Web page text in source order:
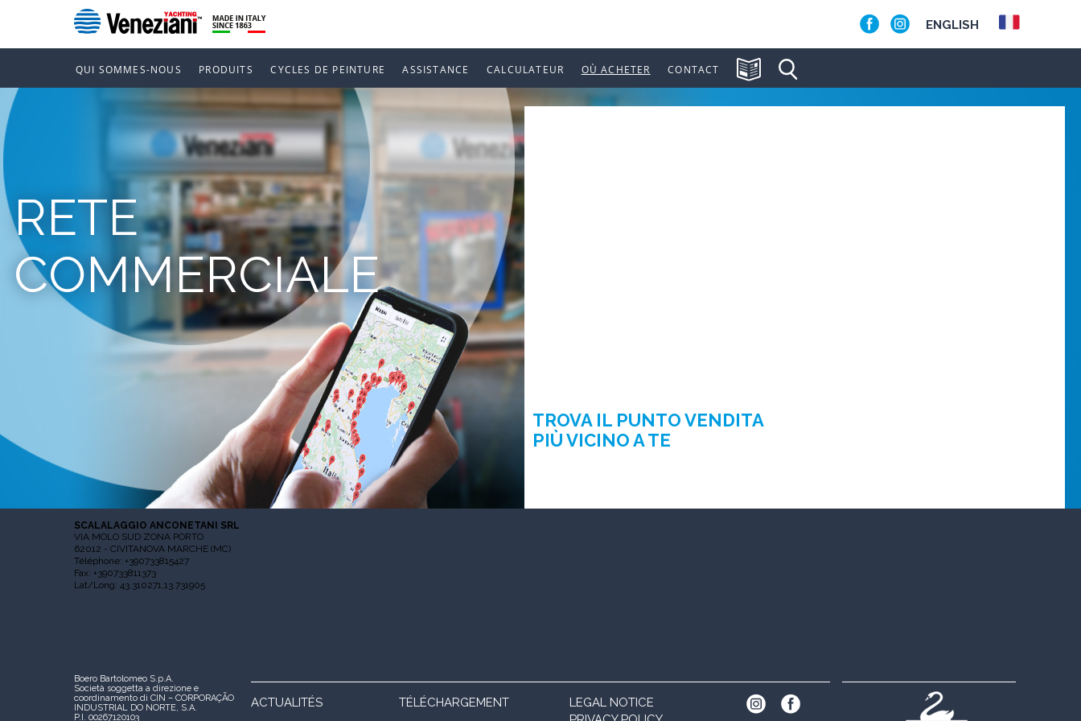
ENGLISH
QUI SOMMES-NOUS PRODUITS CYCLES DE PEINTURE ASSISTANCE CALCULATEUR OÙ ACHETER CONTACT
RETE
COMMERCIALE
TROVA IL PUNTO VENDITA
PIÙ VICINO A TE
SCALALAGGIO ANCONETANI SRL
VIA MOLO SUD ZONA PORTO
62012 - CIVITANOVA MARCHE (MC)
Téléphone: +390733815427
Fax: +390733811373
Lat/Long: 43.310271,13.731905
Boero Bartolomeo S.p.A.
Società soggetta a direzione e
coordinamento di CIN – CORPORAÇÃO
INDUSTRIAL DO NORTE, S.A.
P.I. 00267120103
ACTUALITÉS TÉLÉCHARGEMENT
LEGAL NOTICE